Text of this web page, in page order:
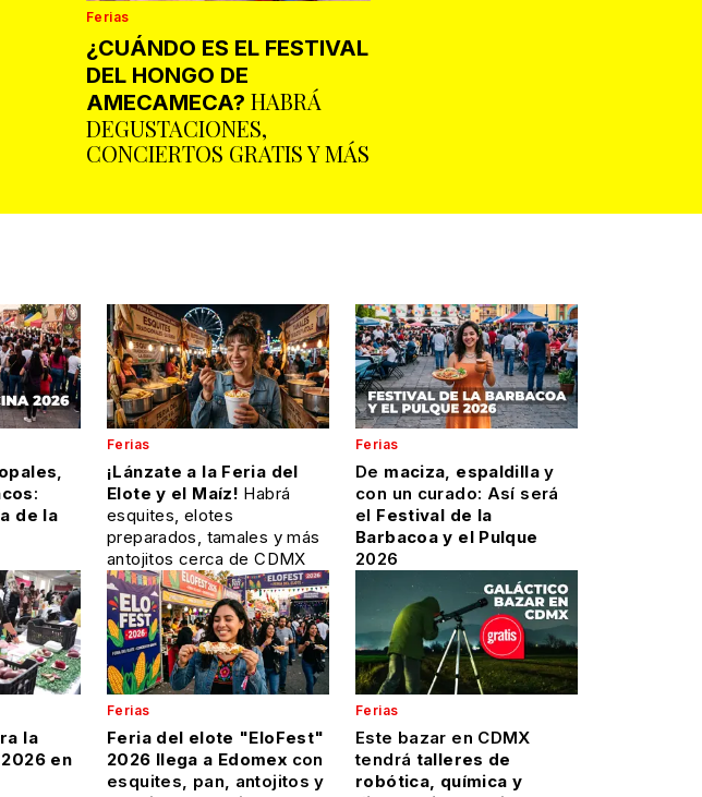
Ferias
¿CUÁNDO ES EL FESTIVAL
DEL HONGO DE
AMECAMECA? HABRÁ
DEGUSTACIONES,
CONCIERTOS GRATIS Y MÁS
:
de la
Ferias
¡Lánzate a la Feria del
Elote y el Maíz! Habrá
esquites, elotes
preparados, tamales y más
antojitos cerca de CDMX
Ferias
De maciza espaldillay
con un curado: Así será
el Festival de la
Barbacoa y el Pulque
2026
la
en
Ferias
Feria del elote "EloFest"
2026 llega a Edomex con
esquites, pan, antojitos y
Ferias
Este bazar en CDMX
tendrá talleres de
robótica, química y